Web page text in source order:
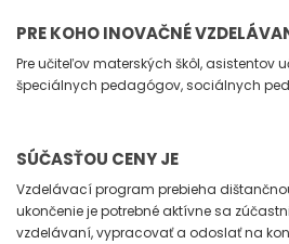
PRE KOHO INOVAČNÉ
Pre učiteľov materských škôl, asistentov
špeciálnych pedagógov, sociálnych
SÚČASŤOU CENY JE
Vzdelávací program prebieha
ukončenie je potrebné aktívne sa
vzdelávaní, vypracovať a odoslať na